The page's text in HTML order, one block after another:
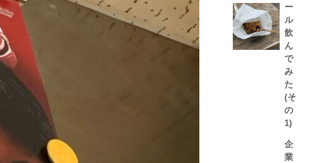
ー
ル
飲
ん
で
み
た
(そ
の
1)
企
業